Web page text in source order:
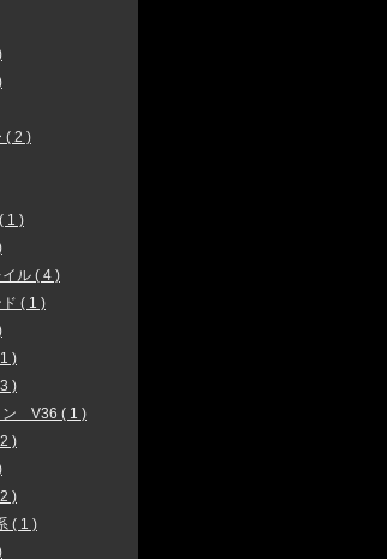
( 2 )
1 )
ル ( 4 )
( 1 )
)
)
ン V36 ( 1 )
)
)
( 1 )